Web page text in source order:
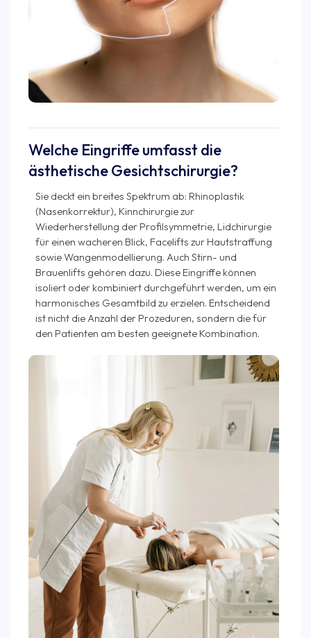
Welche Eingriffe umfasst die
ästhetische Gesichtschirurgie?
Sie deckt ein breites Spektrum ab: Rhinoplastik
(Nasenkorrektur), Kinnchirurgie zur
Wiederherstellung der Profilsymmetrie, Lidchirurgie
für einen wacheren Blick, Facelifts zur Hautstraffung
sowie Wangenmodellierung. Auch Stirn- und
Brauenlifts gehören dazu. Diese Eingriffe können
isoliert oder kombiniert durchgeführt werden, um ein
harmonisches Gesamtbild zu erzielen. Entscheidend
ist nicht die Anzahl der Prozeduren, sondern die für
den Patienten am besten geeignete Kombination.